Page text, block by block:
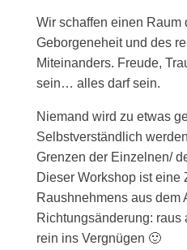
Wir schaffen einen Raum
Geborgeneheit und des
Miteinanders. Freude,
sein… alles darf sein.
Niemand wird zu etwas
Selbstverständlich
Grenzen der Einzelnen/
Dieser Workshop ist eine
Raushnehmens aus dem
Richtungsänderung: raus
rein ins Vergnügen 🙂